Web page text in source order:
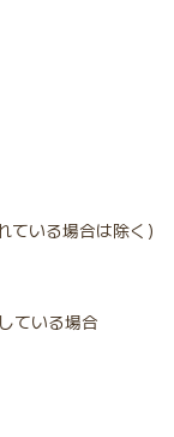
いる場合は除く）
ている場合